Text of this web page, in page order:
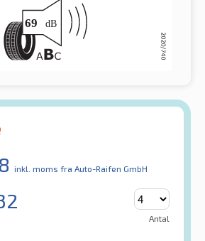
inkl. moms fra Auto-Raifen GmbH
Antal